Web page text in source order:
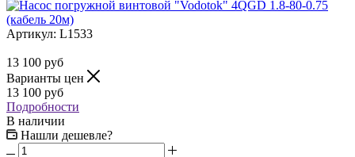
Артикул: L1533
13 100 руб
Варианты цен
13 100 руб
Подробности
В наличии
Нашли дешевле?